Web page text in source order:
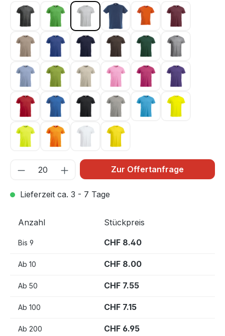
Anthrazit meliert 955
Apfelgrün 605
Asche 92 Blau 565 Blutorange 18Bordeaux 38
Caffe Latte 820Dunkel Blau 56Dunkel Marine 580
Dunkelmocca 825
Flaschengrün 68
Graumeliert
Hellblau 57Hellgrün 67Hellkhaki 815Hellpink 250Kirsche 300Lila 44
Rot 35 Royal Blau 55Schwarz 99Silber 94Türkis 54 Warnschutz
Warnschutz Grün 600
Warnschutz Orange 170
Weiss 00Zitrone 10
Zur Offertanfrage
Lieferzeit ca. 3 - 7 Tage
Anzahl Stückpreis
Bis 9 CHF 8.40
Ab 10 CHF 8.00
Ab 50 CHF 7.55
Ab 100 CHF 7.15
Ab 200 CHF 6.95